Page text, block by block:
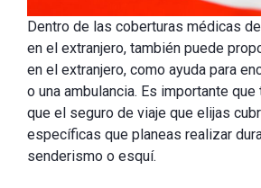
Dentro de las coberturas médicas
en el extranjero, también puede
en el extranjero, como ayuda para
o una ambulancia. Es importante
que el seguro de viaje que elijas
específicas que planeas realizar
senderismo o esquí.